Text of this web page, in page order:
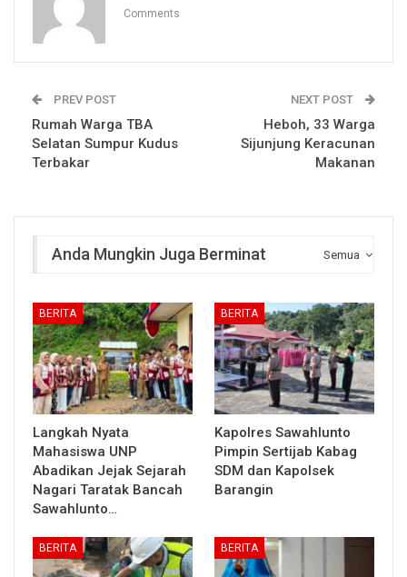
Comments
PREV POST
Rumah Warga TBA
Selatan Sumpur Kudus
Terbakar
NEXT POST
Heboh, 33 Warga
Sijunjung Keracunan
Makanan
Semua
Anda Mungkin Juga Berminat
BERITA
Langkah Nyata
Mahasiswa UNP
Abadikan Jejak Sejarah
Nagari Taratak Bancah
Sawahlunto…
BERITA
Kapolres Sawahlunto
Pimpin Sertijab Kabag
SDM dan Kapolsek
Barangin
BERITA BERITA